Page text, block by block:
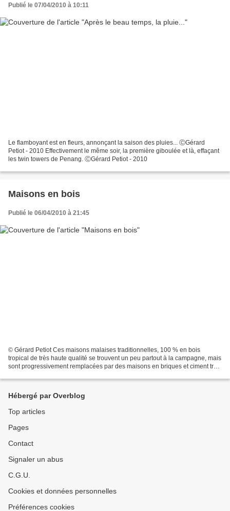
Publié le 07/04/2010 à 10:11
Le flamboyant est en fleurs, annonçant la saison des pluies... ⒸGérard
Petiot - 2010 Effectivement le même soir, la première giboulée et là, effaçant
les twin towers de Penang. ⒸGérard Petiot - 2010
Maisons en bois
Publié le 06/04/2010 à 21:45
© Gérard Petiot Ces maisons malaises traditionnelles, 100 % en bois
tropical de très haute qualité se trouvent un peu partout à la campagne, mais
sont progressivement remplacées par des maisons en briques et ciment très
Hébergé par Overblog
Top articles
Pages
Contact
Signaler un abus
C.G.U.
Cookies et données personnelles
Préférences cookies